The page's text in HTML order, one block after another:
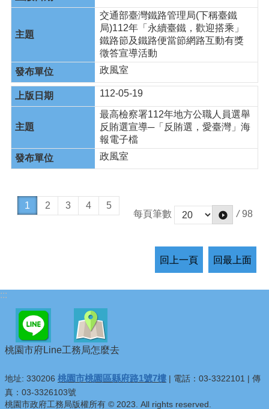
交通部臺灣鐵路管理局(下稱臺鐵
局)112年「永續臺鐵，歡迎搭乘」
鐵路節及鐵路便當節網路互動有獎
徵答宣導活動
政風室
112-05-19
最高檢察署112年地方公職人員選舉
反賄選宣導─「反賄選，愛臺灣」海
報電子檔
政風室
1 2 3 4
5
每頁筆數
/ 98
回上一頁 回最上面
:::
桃園市府Line工務局怎麼去
地址: 330206 桃園市桃園區縣府路1號7樓 | 電話：03-3322101 | 傳
真：03-3326103號
桃園市政府工務局版權所有 © 2023. All rights reserved.